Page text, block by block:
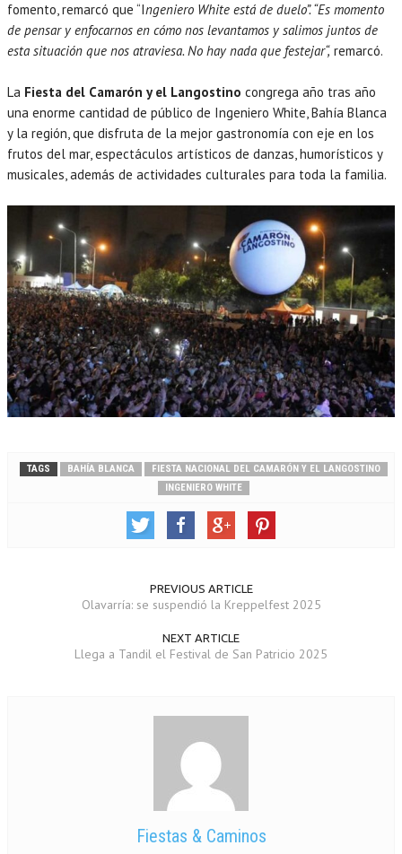
fomento, remarcó que “Ingeniero White está de duelo”. “Es momento
de pensar y enfocarnos en cómo nos levantamos y salimos juntos de
esta situación que nos atraviesa. No hay nada que festejar“, remarcó.
La Fiesta del Camarón y el Langostino congrega año tras año
una enorme cantidad de público de Ingeniero White, Bahía Blanca
y la región, que disfruta de la mejor gastronomía con eje en los
frutos del mar, espectáculos artísticos de danzas, humorísticos y
musicales, además de actividades culturales para toda la familia.
TAGS BAHÍA BLANCA
FIESTA NACIONAL DEL CAMARÓN Y EL LANGOSTINO
INGENIERO WHITE
PREVIOUS ARTICLE
Olavarría: se suspendió la Kreppelfest 2025
NEXT ARTICLE
Llega a Tandil el Festival de San Patricio 2025
Fiestas & Caminos